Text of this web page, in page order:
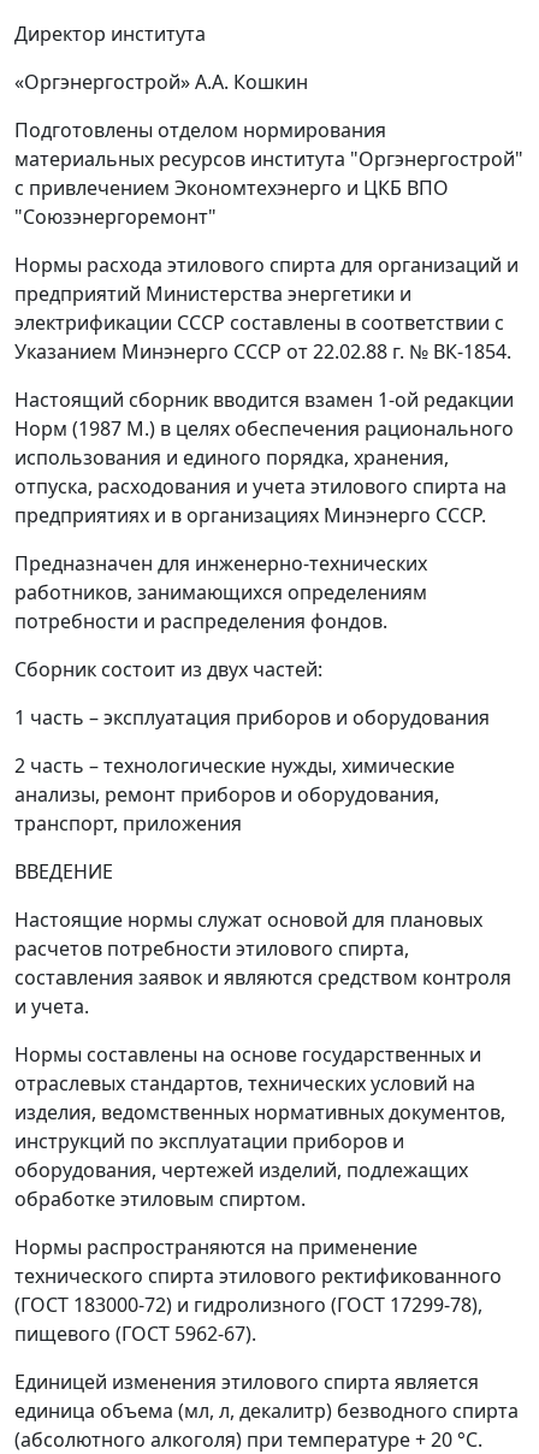
Директор института
«Оргэнергострой» А.А. Кошкин
Подготовлены отделом нормирования
материальных ресурсов института "Оргэнергострой"
с привлечением Экономтехэнерго и ЦКБ ВПО
"Союзэнергоремонт"
Нормы расхода этилового спирта для организаций и
предприятий Министерства энергетики и
электрификации СССР составлены в соответствии с
Указанием Минэнерго СССР от 22.02.88 г. № ВК-1854.
Настоящий сборник вводится взамен 1-ой редакции
Норм (1987 М.) в целях обеспечения рационального
использования и единого порядка, хранения,
отпуска, расходования и учета этилового спирта на
предприятиях и в организациях Минэнерго СССР.
Предназначен для инженерно-технических
работников, занимающихся определениям
потребности и распределения фондов.
Сборник состоит из двух частей:
1 часть –эксплуатация приборов и оборудования
2 часть –технологические нужды, химические
анализы, ремонт приборов и оборудования,
транспорт, приложения
ВВЕДЕНИЕ
Настоящие нормы служат основой для плановых
расчетов потребности этилового спирта,
составления заявок и являются средством контроля
и учета.
Нормы составлены на основе государственных и
отраслевых стандартов, технических условий на
изделия, ведомственных нормативных документов,
инструкций по эксплуатации приборов и
оборудования, чертежей изделий, подлежащих
обработке этиловым спиртом.
Нормы распространяются на применение
технического спирта этилового ректификованного
(ГОСТ 183000-72) и гидролизного (ГОСТ 17299-78),
пищевого (ГОСТ 5962-67).
Единицей изменения этилового спирта является
единица объема (мл, л, декалитр) безводного спирта
(абсолютного алкоголя) при температуре + 20 °С.